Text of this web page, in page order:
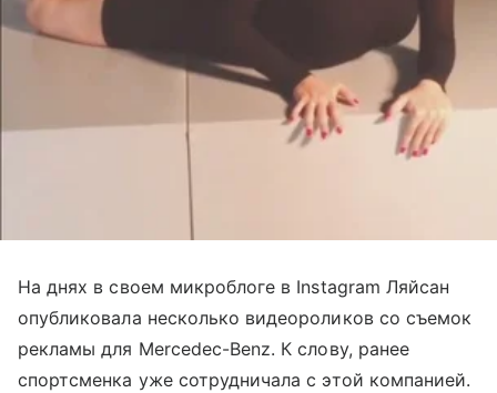
На днях в своем микроблоге в Instagram Ляйсан
опубликовала несколько видеороликов со съемок
рекламы для Merсedec-Benz. К слову, ранее
спортсменка уже сотрудничала с этой компанией.